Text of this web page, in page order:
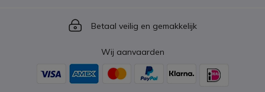
Icon
Betaal veilig en gemakkelijk
Wij aanvaarden